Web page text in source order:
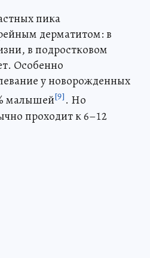
пика
дерматитом: в
в подростковом
Особенно
у новорожденных
малышей[9]. Но
проходит к 6–12